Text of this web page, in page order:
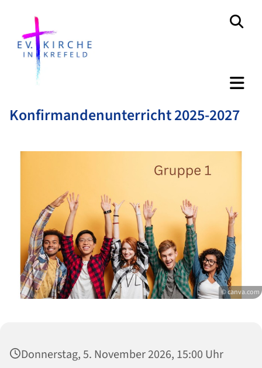
Konfirmandenunterricht 2025-2027
© canva.com
Donnerstag, 5. November 2026, 15:00 Uhr